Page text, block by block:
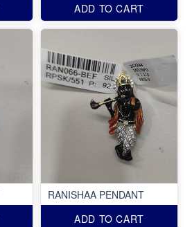
ADD TO CART
RANISHAA PENDANT
ADD TO CART